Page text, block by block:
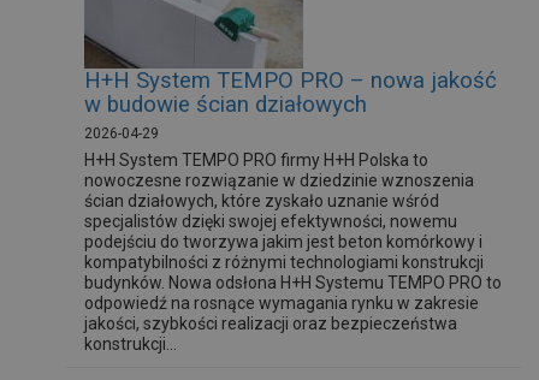
H+H System TEMPO PRO – nowa jakość
w budowie ścian działowych
2026-04-29
H+H System TEMPO PRO firmy H+H Polska to
nowoczesne rozwiązanie w dziedzinie wznoszenia
ścian działowych, które zyskało uznanie wśród
specjalistów dzięki swojej efektywności, nowemu
podejściu do tworzywa jakim jest beton komórkowy i
kompatybilności z różnymi technologiami konstrukcji
budynków. Nowa odsłona H+H Systemu TEMPO PRO to
odpowiedź na rosnące wymagania rynku w zakresie
jakości, szybkości realizacji oraz bezpieczeństwa
konstrukcji...